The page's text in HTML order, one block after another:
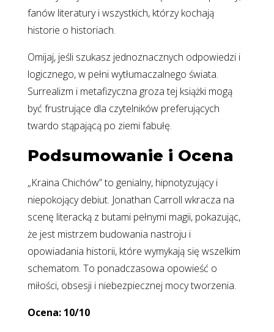
fanów literatury i wszystkich, którzy kochają
historie o historiach.
Omijaj, jeśli szukasz jednoznacznych odpowiedzi i
logicznego, w pełni wytłumaczalnego świata.
Surrealizm i metafizyczna groza tej książki mogą
być frustrujące dla czytelników preferujących
twardo stąpającą po ziemi fabułę.
Podsumowanie i Ocena
„Kraina Chichów” to genialny, hipnotyzujący i
niepokojący debiut. Jonathan Carroll wkracza na
scenę literacką z butami pełnymi magii, pokazując,
że jest mistrzem budowania nastroju i
opowiadania historii, które wymykają się wszelkim
schematom. To ponadczasowa opowieść o
miłości, obsesji i niebezpiecznej mocy tworzenia.
Ocena: 10/10